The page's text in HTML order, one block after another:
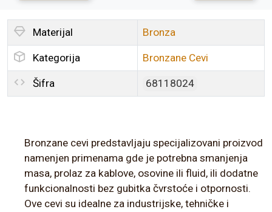
Materijal Bronza
Kategorija Bronzane Cevi
Šifra 68118024
Bronzane cevi predstavljaju specijalizovani proizvod
namenjen primenama gde je potrebna smanjenja
masa, prolaz za kablove, osovine ili fluid, ili dodatne
funkcionalnosti bez gubitka čvrstoće i otpornosti.
Ove cevi su idealne za industrijske, tehničke i